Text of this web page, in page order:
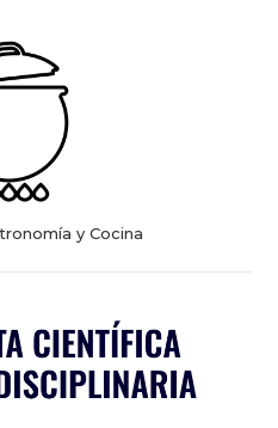
y Cocina